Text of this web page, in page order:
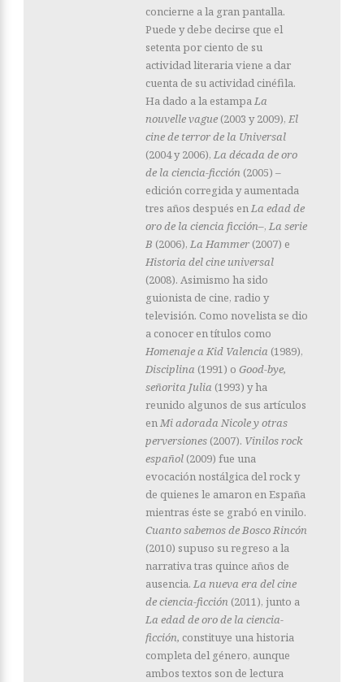
concierne a la gran pantalla.
Puede y debe decirse que el
setenta por ciento de su
actividad literaria viene a dar
cuenta de su actividad cinéfila.
Ha dado a la estampaLa
nouvelle vague (2003 y 2009), El
cine de terror de la Universal
(2004 y 2006), La década de oro
de la ciencia-ficción (2005) –
edición corregida y aumentada
tres años después enLa edad de
oro de la ciencia ficción–, La serie
B (2006), La Hammer (2007) e
Historia del cine universal
(2008). Asimismo ha sido
guionista de cine, radio y
televisión. Como novelista se dio
a conocer en títulos como
Homenaje a Kid Valencia (1989),
Disciplina (1991) o Good-bye,
señorita Julia (1993) y ha
reunido algunos de sus artículos
enMi adorada Nicole y otras
perversiones (2007). Vinilos rock
español (2009) fue una
evocación nostálgica del rock y
de quienes le amaron en España
mientras éste se grabó en vinilo.
Cuanto sabemos de Bosco Rincón
(2010) supuso su regreso a la
narrativa tras quince años de
ausencia. La nueva era del cine
de ciencia-ficción (2011), junto a
La edad de oro de la ciencia-
ficción, constituye una historia
completa del género, aunque
ambos textos son de lectura